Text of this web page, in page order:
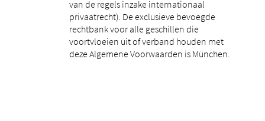
van de regels inzake internationaal
privaatrecht). De exclusieve bevoegde
rechtbank voor alle geschillen die
voortvloeien uit of verband houden met
deze Algemene Voorwaarden is München.